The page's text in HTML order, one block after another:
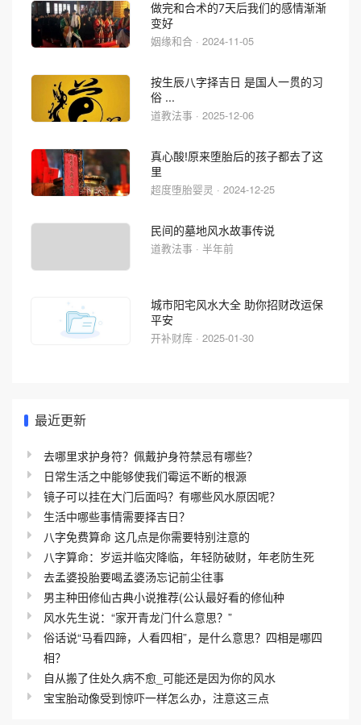
做完和合术的7天后我们的感情渐渐
变好
姻缘和合 · 2024-11-05
按生辰八字择吉日 是国人一贯的习
俗 ...
道教法事 · 2025-12-06
真心酸!原来堕胎后的孩子都去了这
里
超度堕胎婴灵 · 2024-12-25
民间的墓地风水故事传说
道教法事 · 半年前
城市阳宅风水大全 助你招财改运保
平安
开补财库 · 2025-01-30
最近更新
去哪里求护身符？佩戴护身符禁忌有哪些？
日常生活之中能够使我们霉运不断的根源
镜子可以挂在大门后面吗？有哪些风水原因呢？
生活中哪些事情需要择吉日？
八字免费算命 这几点是你需要特别注意的
八字算命：岁运并临灾降临，年轻防破财，年老防生死
去孟婆投胎要喝孟婆汤忘记前尘往事
男主种田修仙古典小说推荐(公认最好看的修仙种
风水先生说：“家开青龙门什么意思？”
俗话说“马看四蹄，人看四相”，是什么意思？四相是哪四
相？
自从搬了住处久病不愈_可能还是因为你的风水
宝宝胎动像受到惊吓一样怎么办，注意这三点